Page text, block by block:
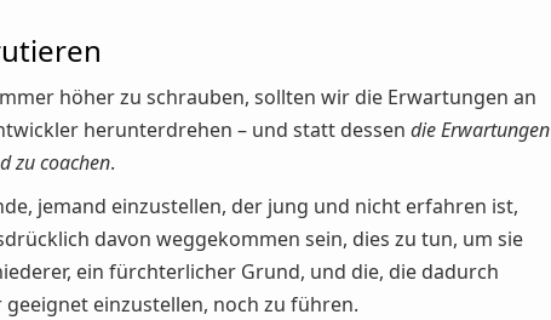
höher zu schrauben, sollten wir die Erwartungen an
herunterdrehen – und statt dessen die Erwartungen
zu coachen.
jemand einzustellen, der jung und nicht erfahren ist,
davon weggekommen sein, dies zu tun, um sie
ein fürchterlicher Grund, und die, die dadurch
einzustellen, noch zu führen.